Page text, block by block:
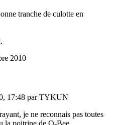
tranche de culotte en
2010
17:48 par TYKUN
je ne reconnais pas toutes
la poitrine de Q-Bee.